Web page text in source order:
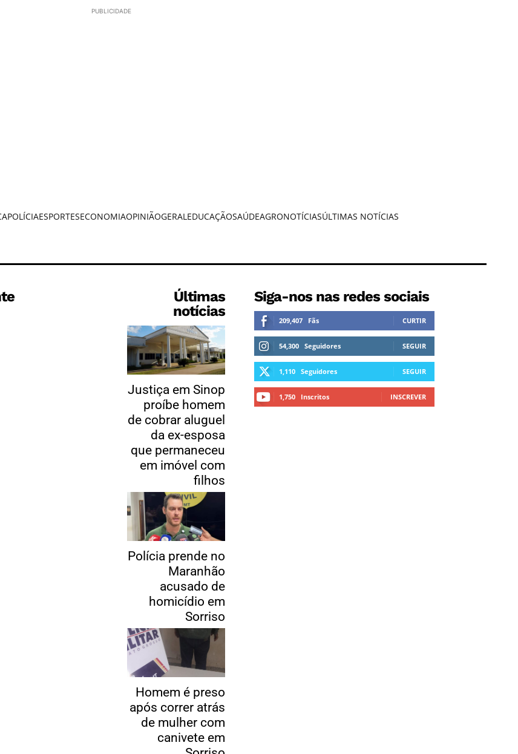
PUBLICIDADE
POLÍCIAESPORTESECONOMIAOPINIÃOGERALEDUCAÇÃOSAÚDEAGRONOTÍCIASÚLTIMAS NOTÍCIAS
Últimas
notícias
Justiça em Sinop
proíbe homem
de cobrar aluguel
da ex-esposa
que permaneceu
em imóvel com
filhos
Polícia prende no
Maranhão
acusado de
homicídio em
Sorriso
Homem é preso
após correr atrás
de mulher com
canivete em
Siga-nos nas redes sociais
209,407 Fãs CURTIR
54,300 Seguidores SEGUIR
1,110 Seguidores SEGUIR
1,750 Inscritos INSCREVER